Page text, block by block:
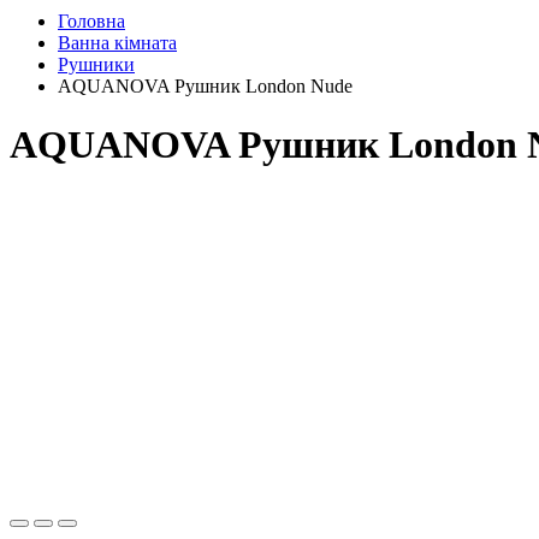
Головна
Ванна кімната
Рушники
AQUANOVA Рушник London Nude
AQUANOVA Рушник London